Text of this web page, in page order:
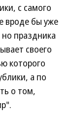
с самого
вроде бы уже
праздника
своего
которого
а по
о том,